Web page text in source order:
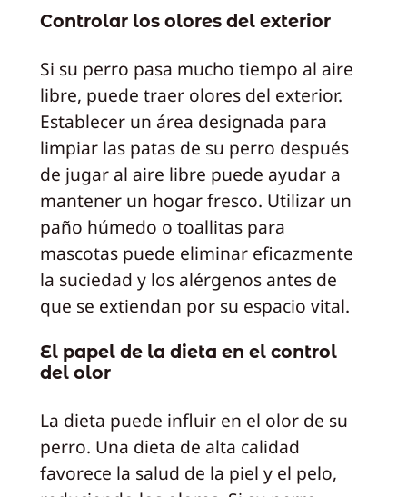
Controlar los olores del exterior
Si su perro pasa mucho tiempo al aire
libre, puede traer olores del exterior.
Establecer un área designada para
limpiar las patas de su perro después
de jugar al aire libre puede ayudar a
mantener un hogar fresco. Utilizar un
paño húmedo o toallitas para
mascotas puede eliminar eficazmente
la suciedad y los alérgenos antes de
que se extiendan por su espacio vital.
El papel de la dieta en el control
del olor
La dieta puede influir en el olor de su
perro. Una dieta de alta calidad
favorece la salud de la piel y el pelo,